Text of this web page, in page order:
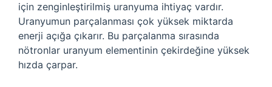
için zenginleştirilmiş uranyuma ihtiyaç vardır.
Uranyumun parçalanması çok yüksek miktarda
enerji açığa çıkarır. Bu parçalanma sırasında
nötronlar uranyum elementinin çekirdeğine yüksek
hızda çarpar.